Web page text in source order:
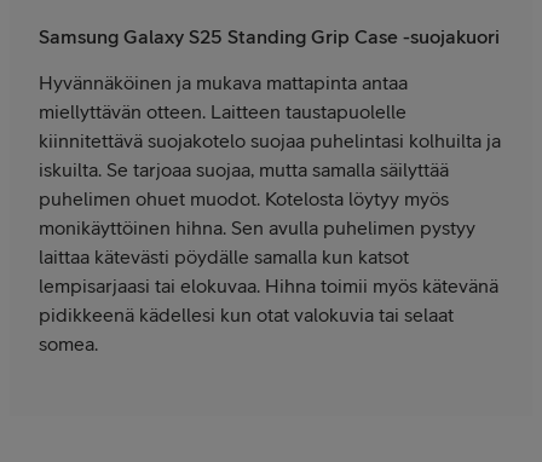
Samsung Galaxy S25 Standing Grip Case -suojakuori
Hyvännäköinen ja mukava mattapinta antaa
miellyttävän otteen. Laitteen taustapuolelle
kiinnitettävä suojakotelo suojaa puhelintasi kolhuilta ja
iskuilta. Se tarjoaa suojaa, mutta samalla säilyttää
puhelimen ohuet muodot. Kotelosta löytyy myös
monikäyttöinen hihna. Sen avulla puhelimen pystyy
laittaa kätevästi pöydälle samalla kun katsot
lempisarjaasi tai elokuvaa. Hihna toimii myös kätevänä
pidikkeenä kädellesi kun otat valokuvia tai selaat
somea.